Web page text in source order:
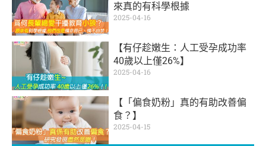
來真的有科學根據
2025-04-16
【有仔趁嫩生：人工受孕成功率
40歲以上僅26%】
2025-04-16
【「偏食奶粉」真的有助改善偏
食？】
2025-04-15